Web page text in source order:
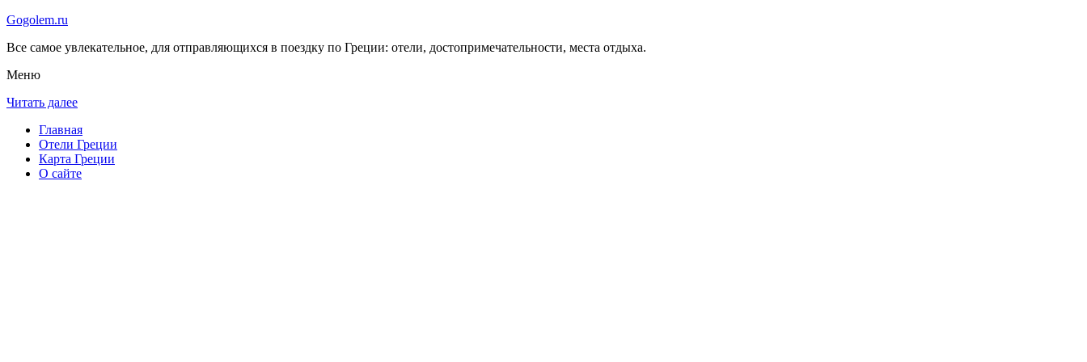
Gogolem.ru
Все самое увлекательное, для отправляющихся в поездку по Греции: отели, достопримечательности, места отдыха.
Меню
Читать далее
Главная
Отели Греции
Карта Греции
О сайте